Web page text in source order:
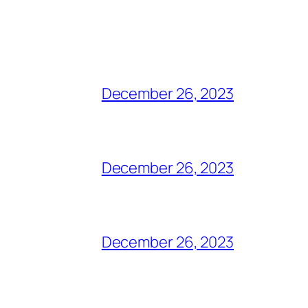
December 26, 2023
December 26, 2023
December 26, 2023